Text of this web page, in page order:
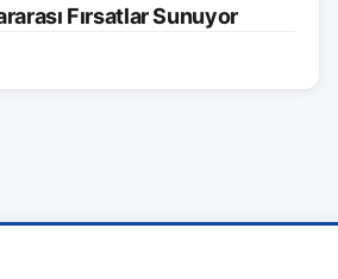
Fırsatlar Sunuyor